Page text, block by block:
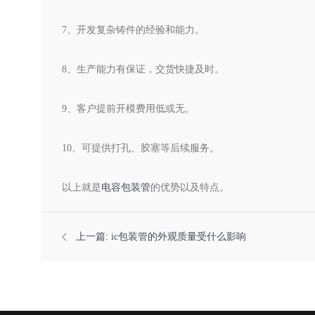
7、开发复杂铸件的经验和能力。
8、生产能力有保证，交货快捷及时。
9、客户提前开模费用低或无。
10、可提供打孔、胶塞等后续服务。
以上就是电容包装管的优势以及特点。
上一篇: ic包装管的外观质量受什么影响